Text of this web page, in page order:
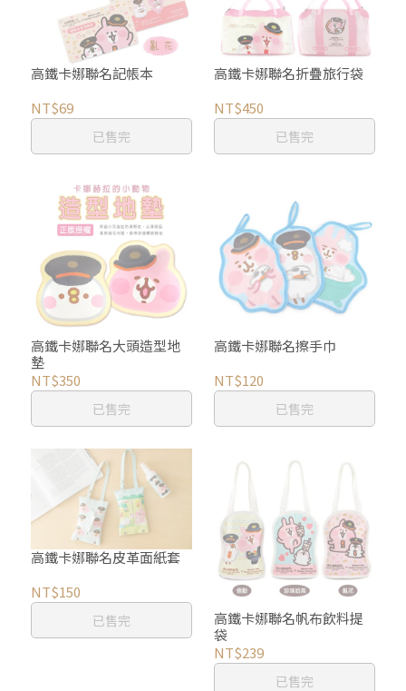
高鐵卡娜聯名記帳本
NT$69
已售完
高鐵卡娜聯名折疊旅行袋
NT$450
已售完
高鐵卡娜聯名大頭造型地
墊
NT$350
已售完
高鐵卡娜聯名擦手巾
NT$120
已售完
高鐵卡娜聯名皮革面紙套
NT$150
已售完
高鐵卡娜聯名帆布飲料提
袋
NT$239
已售完